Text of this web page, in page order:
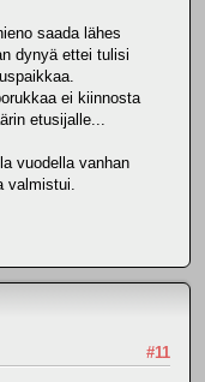
saada lähes
dynyä ettei tulisi
ei kiinnosta
etusijalle...
vuodella vanhan
valmistui.
#11